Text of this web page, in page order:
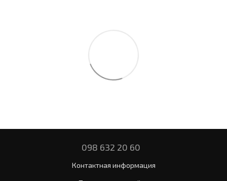
098 632 20 60
Контактная информация